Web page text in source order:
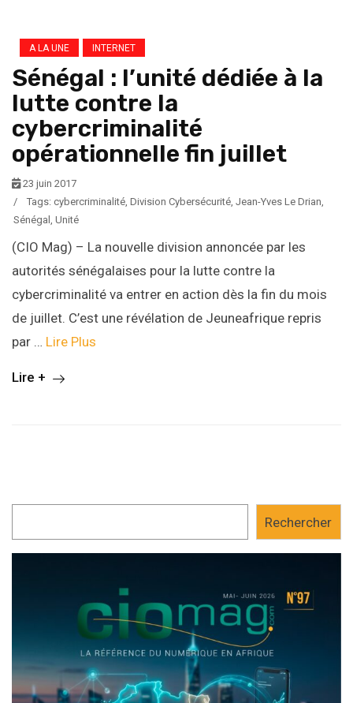
A LA UNE INTERNET
Sénégal : l’unité dédiée à la
lutte contre la
cybercriminalité
opérationnelle fin juillet
23 juin 2017
/
Tags: cybercriminalité, Division Cybersécurité, Jean-Yves Le Drian,
Sénégal , Unité
(CIO Mag) – La nouvelle division annoncée par les
autorités sénégalaises pour la lutte contre la
cybercriminalité va entrer en action dès la fin du mois
de juillet. C’est une révélation de Jeuneafrique repris
par … Lire Plus
Lire +
Rechercher